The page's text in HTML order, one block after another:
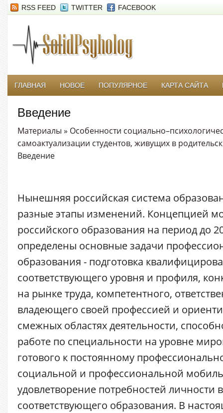
RSS FEED TWITTER FACEBOOK
ГЛАВНАЯ НОВОЕ ПОПУЛЯРНОЕ КАРТА САЙТА
Введение
Материалы » Особенности
самоактуализации студентов, живущих в
Введение
Нынешняя российская система
разные этапы изменений. Концепцией
российского образования на период до
определены основные задачи
образования - подготовка
соответствующего уровня и профиля,
на рынке труда, компетентного,
владеющего своей профессией и
смежных областях деятельности,
работе по специальности на уровне
готового к постоянному
социальной и профессиональной
удовлетворение потребностей личности
соответствующего образования. В